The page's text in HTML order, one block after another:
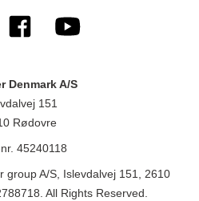
Denmark A/S
151
Rødovre
45240118
group A/S, Islevdalvej 151, 2610
All Rights Reserved.